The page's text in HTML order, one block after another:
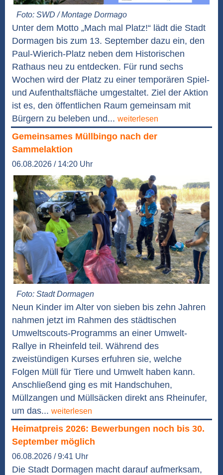
Foto: SWD / Montage Dormago
Unter dem Motto „Mach mal Platz!“ lädt die Stadt
Dormagen bis zum 13. September dazu ein, den
Paul-Wierich-Platz neben dem Historischen
Rathaus neu zu entdecken. Für rund sechs
Wochen wird der Platz zu einer temporären Spiel-
und Aufenthaltsfläche umgestaltet. Ziel der Aktion
ist es, den öffentlichen Raum gemeinsam mit
Bürgern zu beleben und... weiterlesen
Gemeinsames Müllbingo nach der
Sammelaktion
06.08.2026 / 14:20 Uhr
Foto: Stadt Dormagen
Neun Kinder im Alter von sieben bis zehn Jahren
nahmen jetzt im Rahmen des städtischen
Umweltscouts-Programms an einer Umwelt-
Rallye in Rheinfeld teil. Während des
zweistündigen Kurses erfuhren sie, welche
Folgen Müll für Tiere und Umwelt haben kann.
Anschließend ging es mit Handschuhen,
Müllzangen und Müllsäcken direkt ans Rheinufer,
um das... weiterlesen
Heimatpreis 2026: Bewerbungen noch bis 30.
September möglich
06.08.2026 / 9:41 Uhr
Die Stadt Dormagen macht darauf aufmerksam,